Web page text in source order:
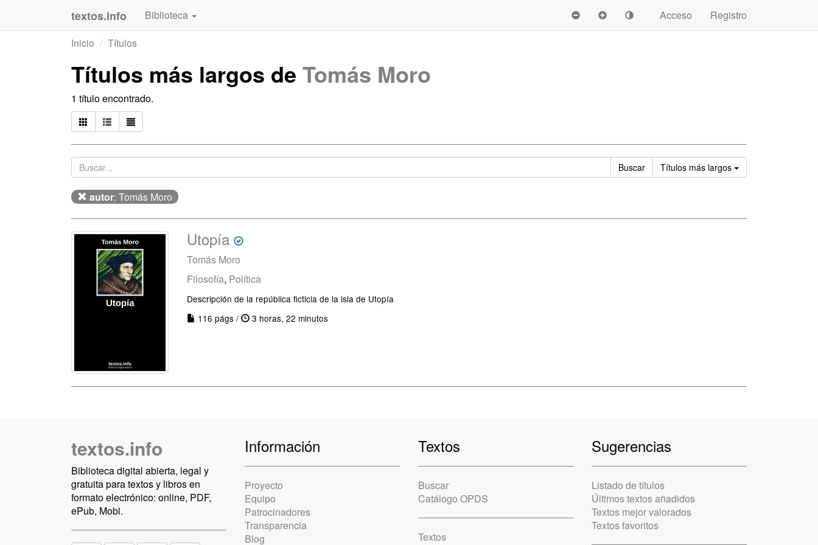
textos.info Biblioteca Acceso
Registro
Inicio
Títulos
Títulos más largos de Tomás Moro
1 título encontrado.
Buscar Títulos más largos Ordenar
autor: Tomás Moro
Utopía
Tomás Moro
Filosofía, Política
Descripción de la república ficticia de la isla de Utopía
116 págs /
3 horas, 22 minutos
textos.info
Biblioteca digital abierta, legal y
gratuita para textos y libros en
formato electrónico: online, PDF,
ePub, Mobi.
Información
Proyecto
Equipo
Patrocinadores
Transparencia
Blog
Textos
Buscar
Catálogo OPDS
Textos
Sugerencias
Listado de títulos
Últimos textos añadidos
Textos mejor valorados
Textos favoritos